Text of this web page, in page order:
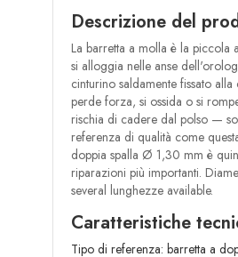
Descrizione del
La barretta a molla è la piccola
si alloggia nelle anse
cinturino saldamente fissato
perde forza, si ossida o si
rischia di cadere dal polso —
referenza di qualità come
doppia spalla Ø 1,30 mm è
riparazioni più importanti.
several lunghezze available.
Caratteristiche
Tipo di referenza: barretta a